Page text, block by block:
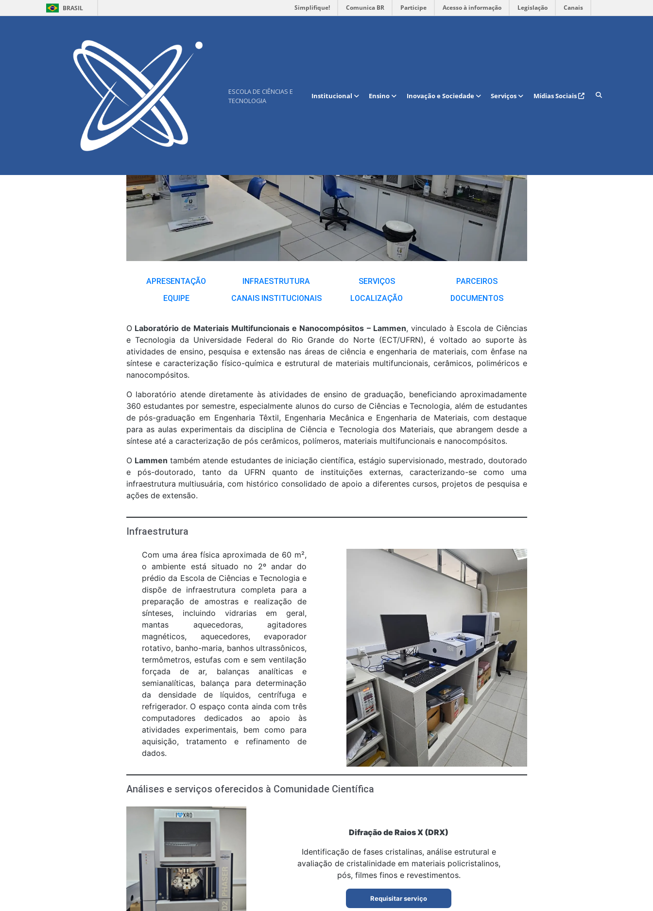
BRASIL Simplifique! Comunica BR Participe Acesso à informação Legislação Canais
ESCOLA DE CIÊNCIAS E
TECNOLOGIA
Institucional Ensino Inovação e Sociedade Serviços Mídias Sociais
Laboratório de Materiais Multifuncionais e
APRESENTAÇÃO INFRAESTRUTURA SERVIÇOS
PARCEIROS
EQUIPE
CANAIS INSTITUCIONAIS LOCALIZAÇÃO DOCUMENTOS
O Laboratório de Materiais Multifuncionais e Nanocompósitos – Lammen, vinculado à Escola de Ciências
e Tecnologia da Universidade Federal do Rio Grande do Norte (ECT/UFRN), é voltado ao suporte às
atividades de ensino, pesquisa e extensão nas áreas de ciência e engenharia de materiais, com ênfase na
síntese e caracterização físico-química e estrutural de materiais multifuncionais, cerâmicos, poliméricos e
nanocompósitos.
O laboratório atende diretamente às atividades de ensino de graduação, beneficiando aproximadamente
360 estudantes por semestre, especialmente alunos do curso de Ciências e Tecnologia, além de estudantes
de pós-graduação em Engenharia Têxtil, Engenharia Mecânica e Engenharia de Materiais, com destaque
para as aulas experimentais da disciplina de Ciência e Tecnologia dos Materiais, que abrangem desde a
síntese até a caracterização de pós cerâmicos, polímeros, materiais multifuncionais e nanocompósitos.
O Lammen também atende estudantes de iniciação científica, estágio supervisionado, mestrado, doutorado
e pós-doutorado, tanto da UFRN quanto de instituições externas, caracterizando-se como uma
infraestrutura multiusuária, com histórico consolidado de apoio a diferentes cursos, projetos de pesquisa e
ações de extensão.
Infraestrutura
Com uma área física aproximada de 60 m²,
o ambiente está situado no 2º andar do
prédio da Escola de Ciências e Tecnologia e
dispõe de infraestrutura completa para a
preparação de amostras e realização de
sínteses, incluindo vidrarias em geral,
mantas aquecedoras, agitadores
magnéticos, aquecedores, evaporador
rotativo, banho-maria, banhos ultrassônicos,
termômetros, estufas com e sem ventilação
forçada de ar, balanças analíticas e
semianalíticas, balança para determinação
da densidade de líquidos, centrífuga e
refrigerador. O espaço conta ainda com três
computadores dedicados ao apoio às
atividades experimentais, bem como para
aquisição, tratamento e refinamento de
dados.
Análises e serviços oferecidos à Comunidade Científica
Difração de Raios X (DRX)
Identificação de fases cristalinas, análise estrutural e
avaliação de cristalinidade em materiais policristalinos,
pós, filmes finos e revestimentos.
Requisitar serviço